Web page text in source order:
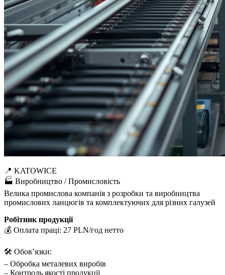
📍 KATOWICE
🏭 Виробництво / Промисловість
Велика промислова компанія з розробки та виробництва
промислових ланцюгів та комплектуючих для різних галузей
Робітник продукції
💰 Оплата праці: 27 PLN/год нетто
🛠 Обов’язки:
– Обробка металевих виробів
– Контроль якості продукції